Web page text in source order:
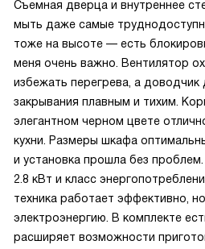
Съемная дверца и внутреннее
мыть даже самые
тоже на высоте — есть
меня очень важно. Вентилятор
избежать перегрева, а
закрывания плавным и тихим.
элегантном черном цвете
кухни. Размеры шкафа
и установка прошла без
2.8 кВт и класс
техника работает эффективно,
электроэнергию. В комплекте
расширяет возможности